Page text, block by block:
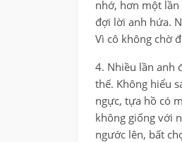
nhớ, hơn một lần
đợi lời anh hứa.
Vì cô không chờ
4. Nhiều lần anh
thế. Không hiểu
ngực, tựa hồ có
không giống với
ngước lên, bất